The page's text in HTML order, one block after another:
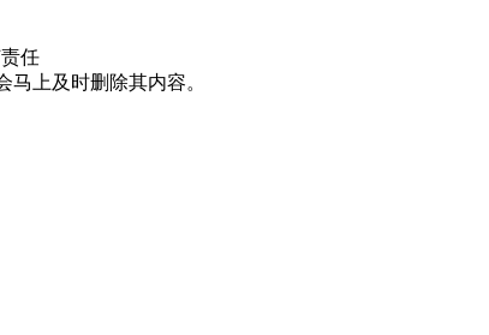
任
马上及时删除其内容。